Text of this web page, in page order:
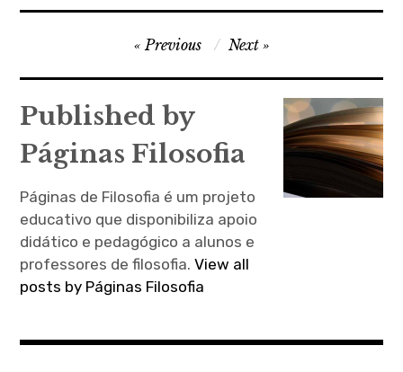
a
v
e
g
a
ç
ã
o
d
e
Previous Next
Published by
Páginas Filosofia
Páginas de Filosofia é um projeto
educativo que disponibiliza apoio
didático e pedagógico a alunos e
professores de filosofia.View all
posts by Páginas Filosofia